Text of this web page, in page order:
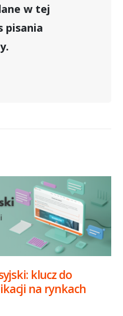
w tej
pisania
klucz do
na rynkach